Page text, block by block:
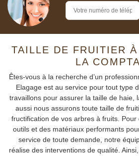
TAILLE DE FRUITIER
LA
Êtes-vous à la recherche d’un
Elagage est au service pour tout type
travaillons pour assurer la taille de haie,
aussi nous assurons toute taille de
fructification de vos arbres à fruits.
outils et des matériaux performants
service de toute demande, notre
réalise des interventions de qualité.